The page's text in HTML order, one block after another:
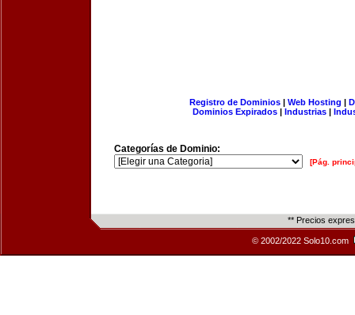
Registro de Dominios| Web Hosting |
Dominios Expirados | Industrias |
Categorías de Dominio:
[Pág.
** Precios
© 2002/2022 Solo10.com